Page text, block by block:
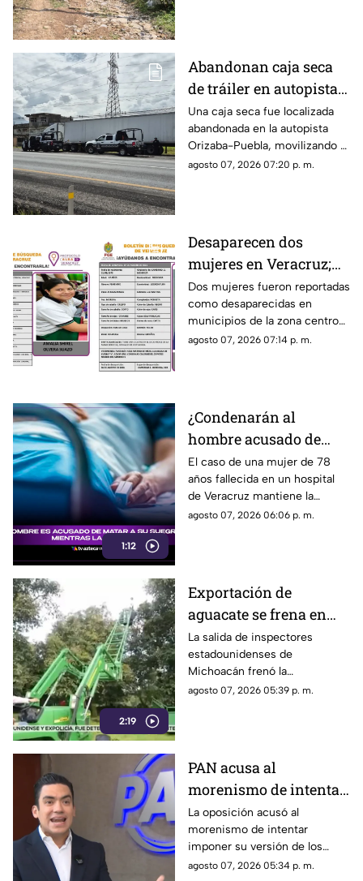
Abandonan caja seca
de tráiler en autopista
de Veracruz; esto
sabemos
Una caja seca fue localizada
abandonada en la autopista
Orizaba-Puebla, movilizando a
corporaciones de seguridad
agosto 07, 2026 07:20 p. m.
Desaparecen dos
mujeres en Veracruz;
una de ellas es menor
de 12 años
Dos mujeres fueron reportadas
como desaparecidas en
municipios de la zona centro
de Veracruz, mientras
agosto 07, 2026 07:14 p. m.
1:12
¿Condenarán al
hombre acusado de
MATAR a su suegra
mientras la cuidaba en
un hospital de
Veracruz? Esto se sabe
El caso de una mujer de 78
años fallecida en un hospital
de Veracruz mantiene la
atención, mientras se analiza
agosto 07, 2026 06:06 p. m.
2:19
Exportación de
aguacate se frena en
Michoacán tras salida
de inspectores de
Estados Unidos
La salida de inspectores
estadounidenses de
Michoacán frenó la
exportación de aguacate y
agosto 07, 2026 05:39 p. m.
PAN acusa al
morenismo de intentar
imponer su versión
mediante censura
La oposición acusó al
morenismo de intentar
imponer su versión de los
hechos y censurar
agosto 07, 2026 05:34 p. m.